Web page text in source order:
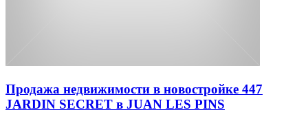
Продажа недвижимости в новостройке 447
JARDIN SECRET в JUAN LES PINS